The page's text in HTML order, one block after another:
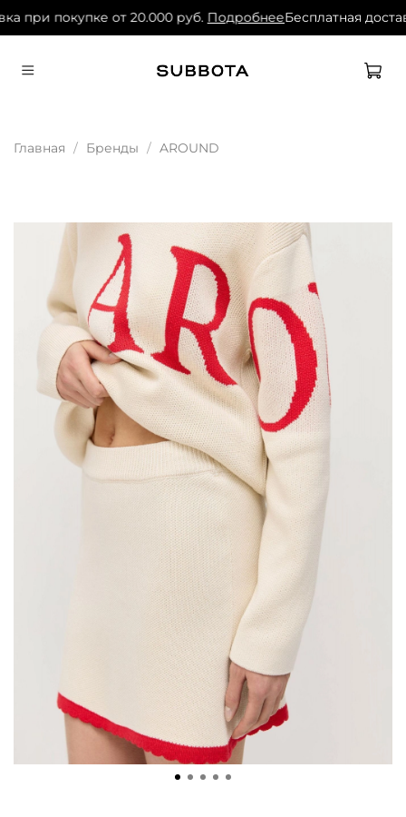
при покупке от 20.000 руб. ПодробнееБесплатная
Главная Бренды AROUND